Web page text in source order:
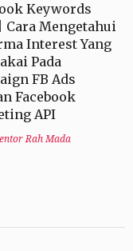
Keywords
Cara Mengetahui
Interest Yang
Pada
FB Ads
Facebook
API
Rah Mada